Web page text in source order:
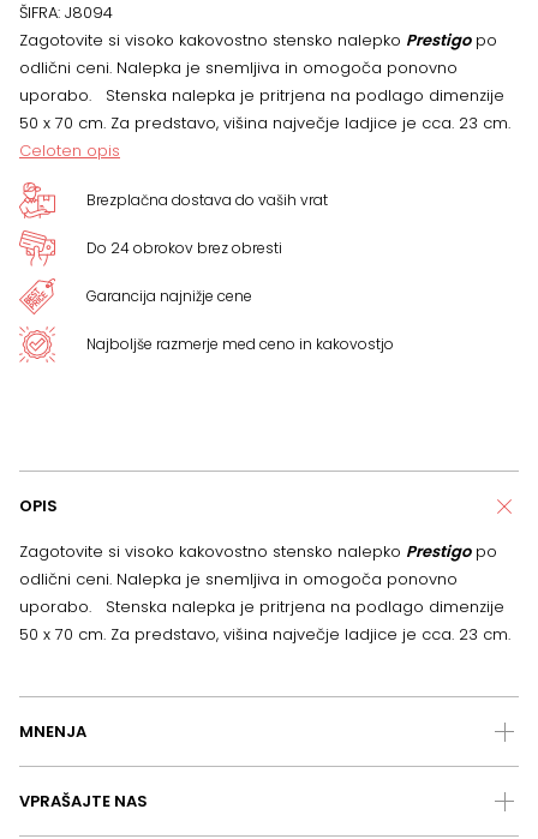
ŠIFRA: J8094
Zagotovite si visoko kakovostno stensko nalepko Prestigopo
odlični ceni. Nalepka je snemljiva in omogoča ponovno
uporabo. Stenska nalepka je pritrjena na podlago dimenzije
50 x 70 cm. Za predstavo, višina največje ladjice je cca. 23 cm.
Celoten opis
Brezplačna dostava do vaših vrat
Do 24 obrokov brez obresti
Garancija najnižje cene
Najboljše razmerje med ceno in kakovostjo
OPIS
Zagotovite si visoko kakovostno stensko nalepko Prestigopo
odlični ceni. Nalepka je snemljiva in omogoča ponovno
uporabo. Stenska nalepka je pritrjena na podlago dimenzije
50 x 70 cm. Za predstavo, višina največje ladjice je cca. 23 cm.
MNENJA
VPRAŠAJTE NAS